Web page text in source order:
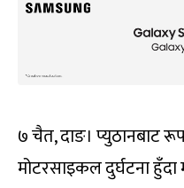
७ चैत, दाङ। प्युठानबाट
मोटरसाइकल दुर्घटना